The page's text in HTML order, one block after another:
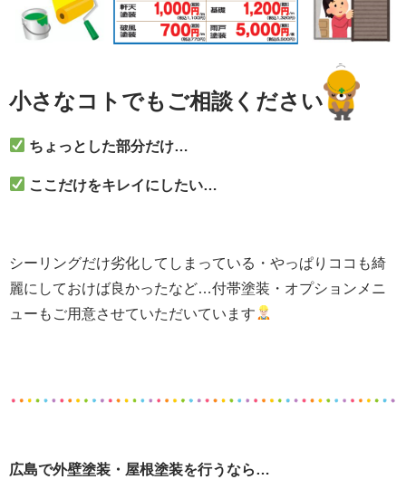
小さなコトでもご相談ください
ちょっとした部分だけ…
ここだけをキレイにしたい…
シーリングだけ劣化してしまっている・やっぱりココも綺
麗にしておけば良かったなど…付帯塗装・オプションメニ
ューもご用意させていただいています
広島で外壁塗装・屋根塗装を行うなら…